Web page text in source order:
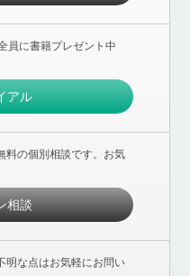
員に書籍プレゼント中
アル
料の個別相談です。お気
相談
明な点はお気軽にお問い